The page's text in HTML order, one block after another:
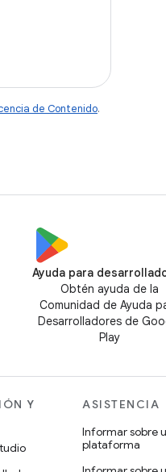
de Contenido.
Ayuda para
Obtén ayuda de la
Comunidad de Ayuda
Desarrolladores de
Play
Y
ASISTENCIA
Informar sobre
plataforma